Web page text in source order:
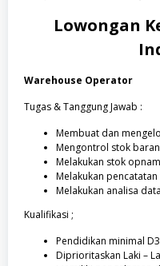
Lowongan
Warehouse Operator
Tugas & Tanggung Jawab :
Membuat dan
Mengontrol stok
Melakukan stok
Melakukan
Melakukan analisa
Kualifikasi ;
Pendidikan minimal
Diprioritaskan Laki –